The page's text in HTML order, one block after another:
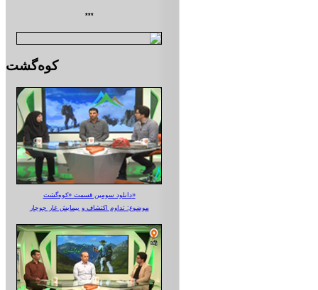
***
کوه‌گشت
دانلود سومین قسمت «کوه‌گشت»
موضوع: تداوم اکتشاف و پیمایش غار جوجار